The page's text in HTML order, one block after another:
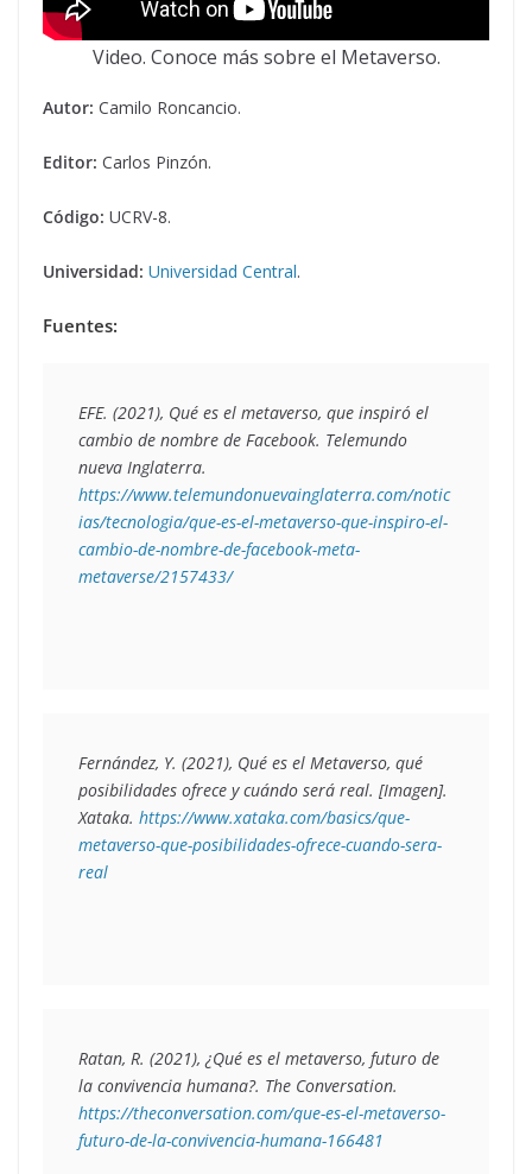
Video. Conoce más sobre el Metaverso.
Autor: Camilo Roncancio.
Editor: Carlos Pinzón.
Código: UCRV-8.
Universidad: Universidad Central.
Fuentes:
EFE. (2021), Qué es el metaverso, que inspiró el
cambio de nombre de Facebook. Telemundo
https://www.telemundonuevainglaterra.com/notic
ias/tecnologia/que-es-el-metaverso-que-inspiro-el-
cambio-de-nombre-de-facebook-meta-
metaverse/2157433/
Fernández, Y. (2021), Qué es el Metaverso, qué
posibilidades ofrece y cuándo será real. [Imagen].
Xataka. https://www.xataka.com/basics/que-
metaverso-que-posibilidades-ofrece-cuando-sera-
real
Ratan, R. (2021), ¿Qué es el metaverso, futuro de
la convivencia humana?
https://theconversation.com/que-es-el-metaverso-
futuro-de-la-convivencia-humana-166481